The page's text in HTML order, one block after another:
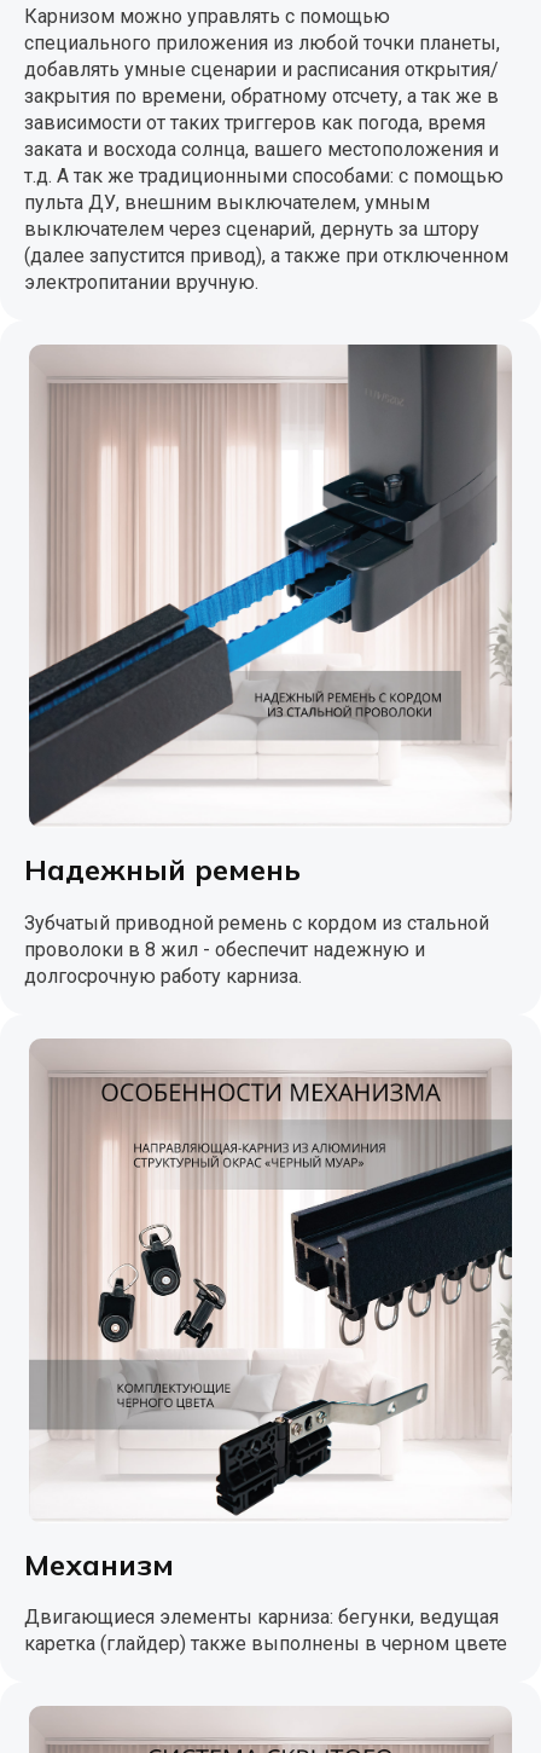
Карнизом можно управлять с помощью
специального приложения из любой точки планеты,
добавлять умные сценарии и расписания открытия/
закрытия по времени, обратному отсчету, а так же в
зависимости от таких триггеров как погода, время
заката и восхода солнца, вашего местоположения и
т.д. А так же традиционными способами: с помощью
пульта ДУ, внешним выключателем, умным
выключателем через сценарий, дернуть за штору
(далее запустится привод), а также при отключенном
электропитании вручную.
Надежный ремень
Зубчатый приводной ремень с кордом из стальной
проволоки в 8 жил - обеспечит надежную и
долгосрочную работу карниза.
Механизм
Двигающиеся элементы карниза: бегунки, ведущая
каретка (глайдер) также выполнены в черном цвете